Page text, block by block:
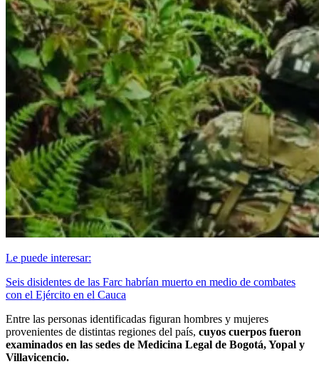
Le puede interesar:
Seis disidentes de las Farc habrían muerto en medio de combates
con el Ejército en el Cauca
Entre las personas identificadas figuran hombres y mujeres
provenientes de distintas regiones del país, cuyos cuerpos fueron
examinados en las sedes de Medicina Legal de Bogotá, Yopal y
Villavicencio.